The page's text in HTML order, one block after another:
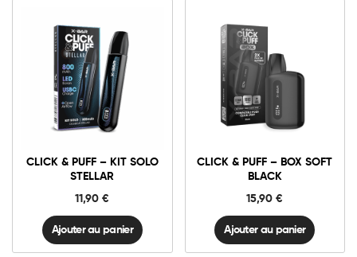
CLICK & PUFF – KIT SOLO
STELLAR
11,90€
Click
Puff
STELLAR
quantité
Ajouter au panier
CLICK & PUFF – BOX SOFT
BLACK
15,90€
Puff
Black
quantité
Ajouter au panier